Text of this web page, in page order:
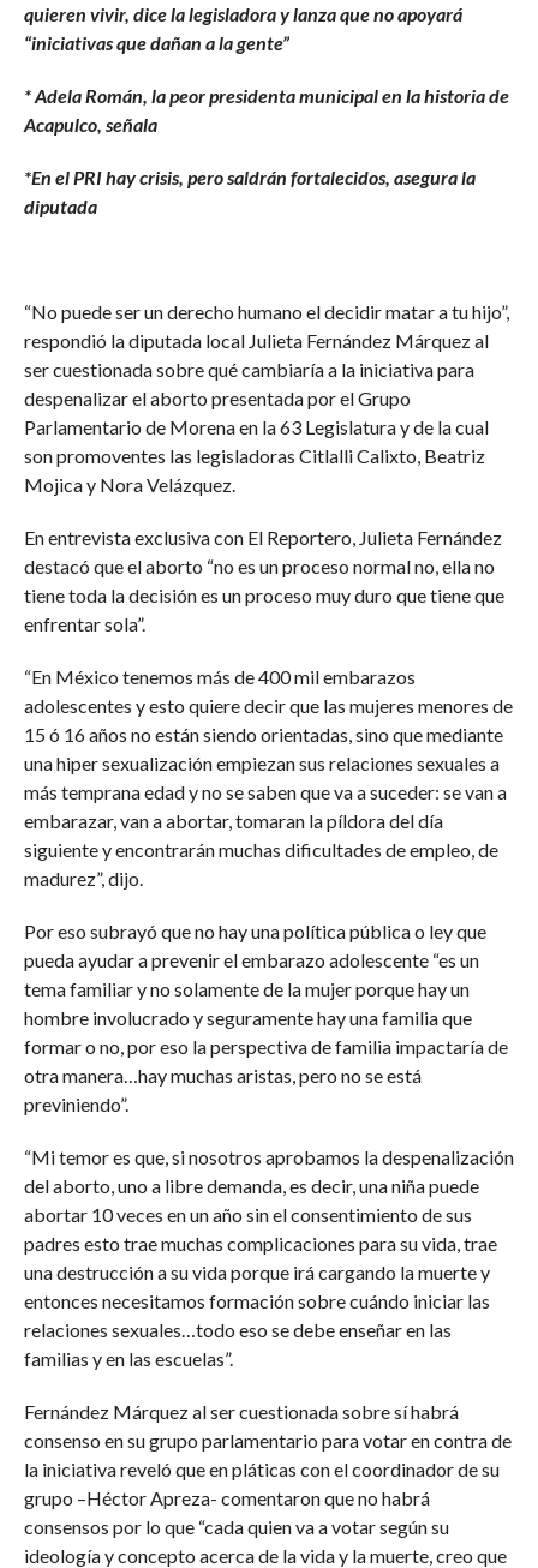
quieren vivir, dice la legisladora y lanza que no apoyará
“iniciativas que dañan a la gente”
* Adela Román, la peor presidenta municipal en la historia de
Acapulco, señala
*En el PRI hay crisis, pero saldrán fortalecidos, asegura la
diputada
“No puede ser un derecho humano el decidir matar a tu hijo”,
respondió la diputada local Julieta Fernández Márquez al
ser cuestionada sobre qué cambiaría a la iniciativa para
despenalizar el aborto presentada por el Grupo
Parlamentario de Morena en la 63 Legislatura y de la cual
son promoventes las legisladoras Citlalli Calixto, Beatriz
Mojica y Nora Velázquez.
En entrevista exclusiva con El Reportero, Julieta Fernández
destacó que el aborto “no es un proceso normal no, ella no
tiene toda la decisión es un proceso muy duro que tiene que
enfrentar sola”.
“En México tenemos más de 400 mil embarazos
adolescentes y esto quiere decir que las mujeres menores de
15 ó 16 años no están siendo orientadas, sino que mediante
una hiper sexualización empiezan sus relaciones sexuales a
más temprana edad y no se saben que va a suceder: se van a
embarazar, van a abortar, tomaran la píldora del día
siguiente y encontrarán muchas dificultades de empleo, de
madurez”, dijo.
Por eso subrayó que no hay una política pública o ley que
pueda ayudar a prevenir el embarazo adolescente “es un
tema familiar y no solamente de la mujer porque hay un
hombre involucrado y seguramente hay una familia que
formar o no, por eso la perspectiva de familia impactaría de
otra manera…hay muchas aristas, pero no se está
previniendo”.
“Mi temor es que, si nosotros aprobamos la despenalización
del aborto, uno a libre demanda, es decir, una niña puede
abortar 10 veces en un año sin el consentimiento de sus
padres esto trae muchas complicaciones para su vida, trae
una destrucción a su vida porque irá cargando la muerte y
entonces necesitamos formación sobre cuándo iniciar las
relaciones sexuales…todo eso se debe enseñar en las
familias y en las escuelas”.
Fernández Márquez al ser cuestionada sobre sí habrá
consenso en su grupo parlamentario para votar en contra de
la iniciativa reveló que en pláticas con el coordinador de su
grupo –Héctor Apreza- comentaron que no habrá
consensos por lo que “cada quien va a votar según su
ideología y concepto acerca de la vida y la muerte, creo que